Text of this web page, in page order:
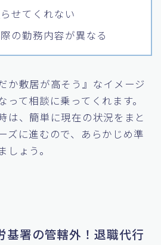
せてくれない
の勤務内容が異なる
か敷居が高そう』なイメージ
て相談に乗ってくれます。
は、簡単に現在の状況をまと
ズに進むので、あらかじめ準
ょう。
基署の管轄外！退職代行